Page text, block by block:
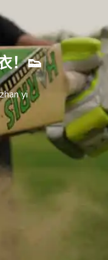
！👟
yi